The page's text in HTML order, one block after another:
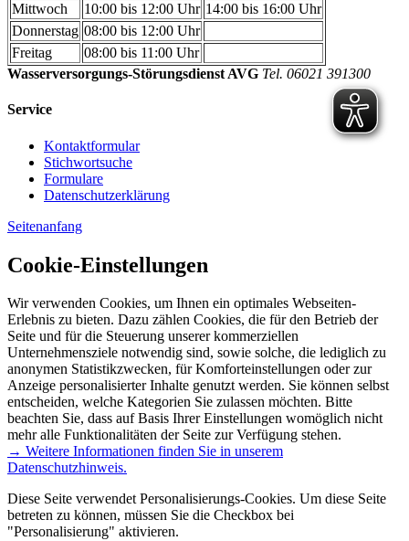
Mittwoch
10:00 bis 12:00 Uhr 14:00 bis 16:00 Uhr
Donnerstag 08:00 bis 12:00 Uhr
Freitag
08:00 bis 11:00 Uhr
Wasserversorgungs-Störungsdienst AVG Tel. 06021 391300
Service
Kontaktformular
Stichwortsuche
Formulare
Datenschutzerklärung
Seitenanfang
Cookie-Einstellungen
Wir verwenden Cookies, um Ihnen ein optimales Webseiten-
Erlebnis zu bieten. Dazu zählen Cookies, die für den Betrieb der
Seite und für die Steuerung unserer kommerziellen
Unternehmensziele notwendig sind, sowie solche, die lediglich zu
anonymen Statistikzwecken, für Komforteinstellungen oder zur
Anzeige personalisierter Inhalte genutzt werden. Sie können selbst
entscheiden, welche Kategorien Sie zulassen möchten. Bitte
beachten Sie, dass auf Basis Ihrer Einstellungen womöglich nicht
mehr alle Funktionalitäten der Seite zur Verfügung stehen.
→ Weitere Informationen finden Sie in unserem
Datenschutzhinweis.
Diese Seite verwendet Personalisierungs-Cookies. Um diese Seite
betreten zu können, müssen Sie die Checkbox bei
"Personalisierung" aktivieren.